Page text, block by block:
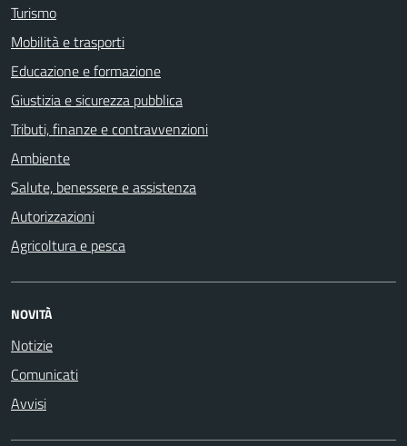
Turismo
Mobilità e trasporti
Educazione e formazione
Giustizia e sicurezza pubblica
Tributi, finanze e contravvenzioni
Ambiente
Salute, benessere e assistenza
Autorizzazioni
Agricoltura e pesca
NOVITÀ
Notizie
Comunicati
Avvisi